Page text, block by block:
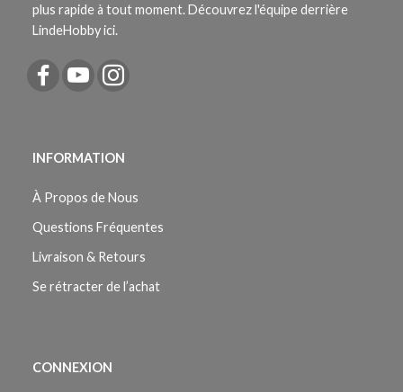
plus rapide à tout moment. Découvrez l'équipe derrière
LindeHobby ici.
INFORMATION
À Propos de Nous
Questions Fréquentes
Livraison & Retours
Se rétracter de l’achat
CONNEXION